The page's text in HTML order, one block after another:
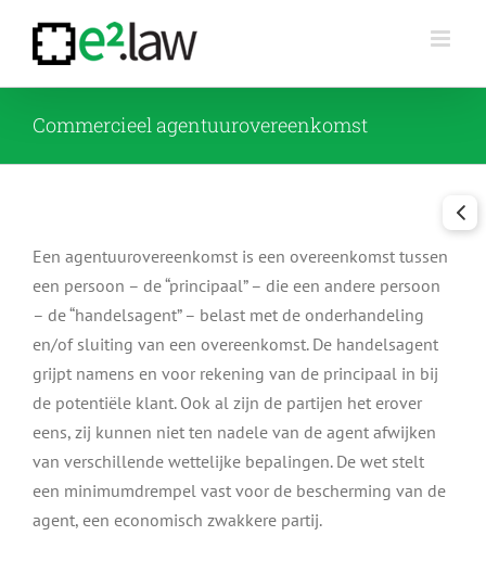
content
Commercieel agentuurovereenkomst
Een agentuurovereenkomst is een overeenkomst tussen
een persoon – de “principaal” – die een andere persoon
– de “handelsagent” – belast met de onderhandeling
en/of sluiting van een overeenkomst. De handelsagent
grijpt namens en voor rekening van de principaal in bij
de potentiële klant. Ook al zijn de partijen het erover
eens, zij kunnen niet ten nadele van de agent afwijken
van verschillende wettelijke bepalingen. De wet stelt
een minimumdrempel vast voor de bescherming van de
agent, een economisch zwakkere partij.